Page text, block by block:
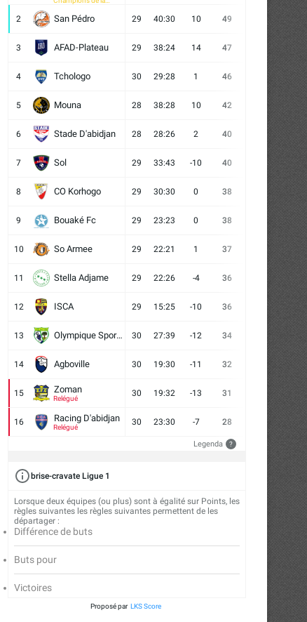
La Côte d’Ivoire construit sa CAN
»...
13/04/2026
Compétitions interclubs :
augmente
10/03/2026
2 San Pédro 29 40:30 10 49
3 AFAD-Plateau 29 38:24 14 47
4 Tchologo 30 29:28 1 46
5 Mouna 28 38:28 10 42
6 Stade D'abidjan 28 28:26 2 40
7 Sol 29 33:43 -10 40 13
8 CO Korhogo 29 30:30 0 38
9 Bouaké Fc 29 23:23 0 38
10 So Armee 29 22:21 1 37
11 Stella Adjame 29 22:26 -4 36 9
12 ISCA 29 15:25 -10 36
13 Olympique Sport d'Abobo FC 30 27:39 -12 34
14 Agboville 30 19:30 -11 32 11 12
15 Zoman
Relégué
30 19:32 -13 31
16 Racing D'abidjan
Relégué
30 23:30 -7 28 10 14
Legenda ?
brise-cravate Ligue 1
Lorsque deux équipes (ou plus) sont à égalité sur Points, les
règles suivantes les règles suivantes permettent de les
départager :
Différence de buts
Buts pour
Victoires
Proposé par LKS Score